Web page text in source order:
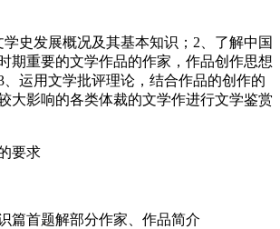
史发展概况及其基本知识；2、了解中国
期重要的文学作品的作家，作品创作思想
运用文学批评理论，结合作品的创作的
大影响的各类体裁的文学作进行文学鉴赏
要求
篇首题解部分作家、作品简介